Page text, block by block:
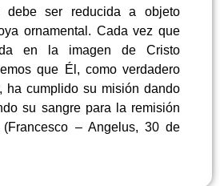
ser reducida a objeto
ornamental. Cada vez que
en la imagen de Cristo
que Él, como verdadero
ha cumplido su misión dando
su sangre para la remisión
– Angelus, 30 de